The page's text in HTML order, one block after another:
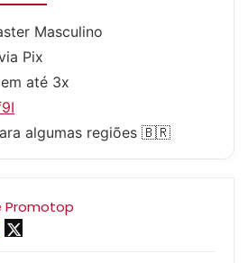
Masculino
Pix
em até 3x
algumas regiões 🇧🇷
Promotop